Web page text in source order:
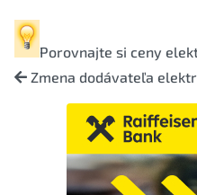
Porovnajte si ceny
Zmena dodávateľa